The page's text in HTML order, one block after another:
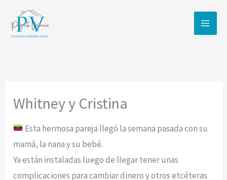
contenido
Whitney y Cristina
Esta hermosa pareja llegó la semana pasada con su
mamá, la nana y su bebé.
Ya están instaladas luego de llegar tener unas
complicaciones para cambiar dinero y otros etcéteras